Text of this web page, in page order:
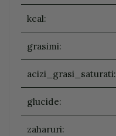
kcal:
grasimi:
acizi_grasi_saturati:
glucide:
zaharuri: